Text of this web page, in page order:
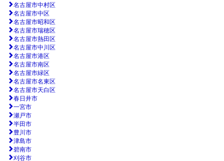
名古屋市中村区
名古屋市中区
名古屋市昭和区
名古屋市瑞穂区
名古屋市熱田区
名古屋市中川区
名古屋市港区
名古屋市南区
名古屋市緑区
名古屋市名東区
名古屋市天白区
春日井市
一宮市
瀬戸市
半田市
豊川市
津島市
碧南市
刈谷市